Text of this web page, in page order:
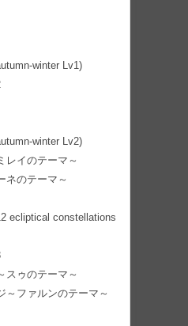
winter Lv1)
winter Lv2)
レイのテーマ～
ネのテーマ～
ecliptical constellations
スゥのテーマ～
～ファルンのテーマ～